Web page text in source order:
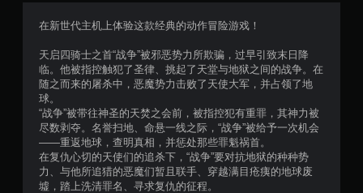
颗
星
，
1
3
在新世代主机上体验这款经典的动作冒险游戏！
天启四骑士之首“战争”被邪恶势力所欺骗，过早引致末日降
临。他被指控触犯了圣律、挑起了天堂与地狱之间的战争。在
随之而来的屠杀中，恶魔势力击败了天使大军，并占领了地
球。
“战争”被带往神圣的天焚之会前，被指控犯有重罪，其神力被
尽数剥夺。名誉扫地、命悬一线之际，“战争”被给予一次机会
——重返地球，查明真相，并惩处那些罪魁祸首。
在复仇心切的天使们的追杀下，“战争”要对抗地狱的种种势
力、与他所追猎的恶魔们暂且联手、穿越满目疮痍的地球废
墟，踏上洗清罪名、寻求复仇的征程。